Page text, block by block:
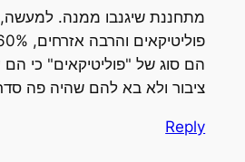
מתחננת שיגנבו ממנה. למעשה,
הם סוג של "פוליטיקאים" כי הם
ציבור ולא בא להם שהיה פה סדר
Reply